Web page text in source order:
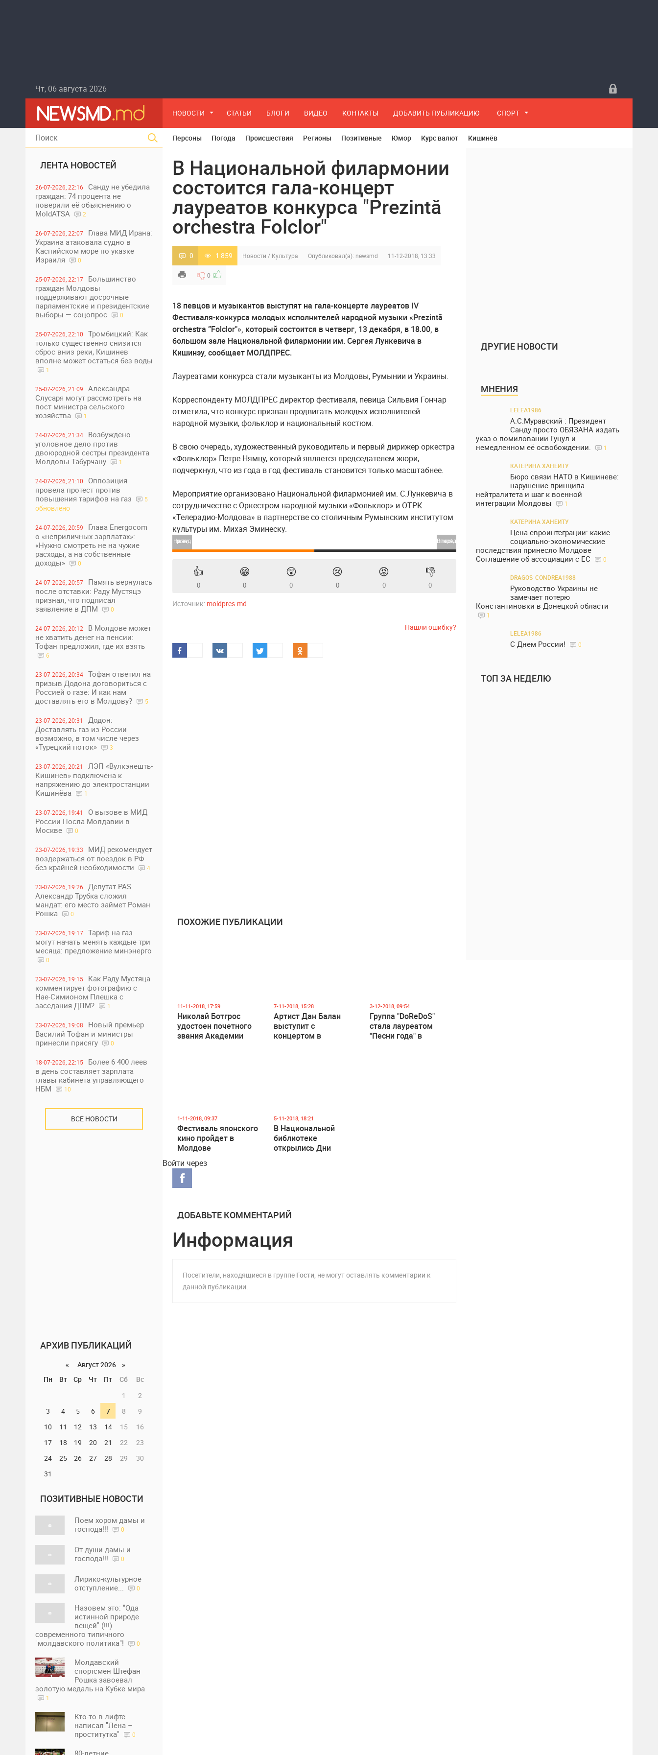
Чт, 06 августа 2026
НОВОСТИ СТАТЬИ БЛОГИ ВИДЕО КОНТАКТЫ ДОБАВИТЬ ПУБЛИКАЦИЮ СПОРТ
ЛЕНТА НОВОСТЕЙ
26-07-2026, 22:16
Санду не убедила
граждан: 74 процента не
поверили её объяснению о
MoldATSA
2
26-07-2026, 22:07
Глава МИД Ирана:
Украина атаковала судно в
Каспийском море по указке
Израиля
0
25-07-2026, 22:17
Большинство
граждан Молдовы
поддерживают досрочные
парламентские и президентские
выборы — соцопрос
0
25-07-2026, 22:10
Тромбицкий: Как
только существенно снизится
сброс вниз реки, Кишинев
вполне может остаться без воды
1
25-07-2026, 21:09
Александра
Слусаря могут рассмотреть на
пост министра сельского
хозяйства
1
24-07-2026, 21:34
Возбуждено
уголовное дело против
двоюродной сестры президента
Молдовы Табурчану
1
24-07-2026, 21:10
Оппозиция
провела протест против
повышения тарифов на газ
5
обновлено
24-07-2026, 20:59
Глава Energocom
о «неприличных зарплатах»:
«Нужно смотреть не на чужие
расходы, а на собственные
доходы»
0
24-07-2026, 20:57
Память вернулась
после отставки: Раду Мустяцэ
признал, что подписал
заявление в ДПМ
0
24-07-2026, 20:12
В Молдове может
не хватить денег на пенсии:
Тофан предложил, где их взять
6
23-07-2026, 20:34
Тофан ответил на
призыв Додона договориться с
Россией о газе: И как нам
доставлять его в Молдову?
5
23-07-2026, 20:31
Додон:
Доставлять газ из России
возможно, в том числе через
«Турецкий поток»
3
23-07-2026, 20:21
ЛЭП «Вулкэнешть-
Кишинёв» подключена к
напряжению до электростанции
Кишинёва
1
23-07-2026, 19:41
О вызове в МИД
России Посла Молдавии в
Москве
0
23-07-2026, 19:33
МИД рекомендует
воздержаться от поездок в РФ
без крайней необходимости
4
23-07-2026, 19:26
Депутат PAS
Александр Трубка сложил
мандат: его место займет Роман
Рошка
0
23-07-2026, 19:17
Тариф на газ
могут начать менять каждые три
месяца: предложение минэнерго
0
23-07-2026, 19:15
Как Раду Мустяца
комментирует фотографию с
Нае-Симионом Плешка с
заседания ДПМ?
1
23-07-2026, 19:08
Новый премьер
Василий Тофан и министры
принесли присягу
0
18-07-2026, 22:15
Более 6 400 леев
в день составляет зарплата
главы кабинета управляющего
НБМ
10
ВСЕ НОВОСТИ
АРХИВ ПУБЛИКАЦИЙ
«
Август 2026 »
Пн
Вт Ср Чт Пт Сб
Вс
1
2
3
4 5 6 7 8
9
10
11 12 13 14 15
16
17
18 19 20 21 22
23
24
25 26 27 28 29
30
31
ПОЗИТИВНЫЕ НОВОСТИ
Поем хором дамы и
господа!!!
0
От души дамы и
господа!!!
0
Лирико-культурное
отступление...
0
Назовем это: "Ода
истинной природе
вещей" (!!!)
современного типичного
"молдавского политика"!
0
Молдавский
спортсмен Штефан
Рошка завоевал
золотую медаль на Кубке мира
1
Кто-то в лифте
написал "Лена –
проститутка"
0
Персоны Погода Происшествия Регионы Позитивные Юмор Курс валют Кишинёв
В Национальной филармонии
состоится гала-концерт
лауреатов конкурса "Prezintă
orchestra Folclor"
0 1 859 Новости / Культура Опубликовал(а): newsmd 11-12-2018, 13:33
0
18 певцов и музыкантов выступят на гала-концерте лауреатов IV
Фестиваля-конкурса молодых исполнителей народной музыки «Prezintă
orchestra ”Folclor"», который состоится в четверг, 13 декабря, в 18.00, в
большом зале Национальной филармонии им. Сергея Лункевича в
Кишинэу, сообщает МОЛДПРЕС.
Лауреатами конкурса стали музыканты из Молдовы, Румынии и Украины.
Корреспонденту МОЛДПРЕС директор фестиваля, певица Сильвия Гончар
отметила, что конкурс призван продвигать молодых исполнителей
народной музыки, фольклор и национальный костюм.
В свою очередь, художественный руководитель и первый дирижер оркестра
«Фольклор» Петре Нямцу, который является председателем жюри,
подчеркнул, что из года в год фестиваль становится только масштабнее.
Мероприятие организовано Национальной филармонией им. С.Лункевича в
сотрудничестве с Оркестром народной музыки «Фольклор» и ОТРК
«Телерадио-Молдова» в партнерстве со столичным Румынским институтом
культуры им. Михая Эминеску.
prev next
👍
0
😁
0
😲
0
😢
0
😡
0
👎
0
Источник: moldpres.md
Нашли ошибку?
ПОХОЖИЕ ПУБЛИКАЦИИ
11-11-2018, 17:59
Николай Ботгрос
удостоен почетного
звания Академии
7-11-2018, 15:28
Артист Дан Балан
выступит с
концертом в
3-12-2018, 09:54
Группа "DoReDoS"
стала лауреатом
"Песни года" в
1-11-2018, 09:37
Фестиваль японского
кино пройдет в
Молдове
5-11-2018, 18:21
В Национальной
библиотеке
открылись Дни
Войти через
ДОБАВЬТЕ КОММЕНТАРИЙ
Информация
Посетители, находящиеся в группе Гости, не могут оставлять комментарии к
данной публикации.
ДРУГИЕ НОВОСТИ
МНЕНИЯ
LELEA1986
А.С.Муравский : Президент
Санду просто ОБЯЗАНА издать
указ о помиловании Гуцул и
немедленном её освобождении.
1
КАТЕРИНА ХАНЕИТУ
Бюро связи НАТО в Кишиневе:
нарушение принципа
нейтралитета и шаг к военной
интеграции Молдовы
1
КАТЕРИНА ХАНЕИТУ
Цена евроинтеграции: какие
социально-экономические
последствия принесло Молдове
Соглашение об ассоциации с ЕС
0
DRAGOS_CONDREA1988
Руководство Украины не
замечает потерю
Константиновки в Донецкой области
1
LELEA1986
С Днем России! 0
ТОП ЗА НЕДЕЛЮ